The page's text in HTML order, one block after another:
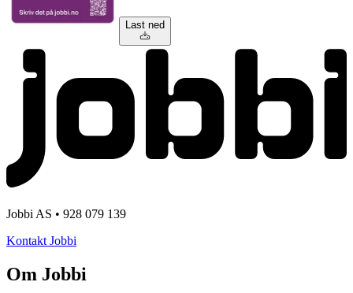
Last ned
Jobbi AS • 928 079 139
Kontakt Jobbi
Om Jobbi